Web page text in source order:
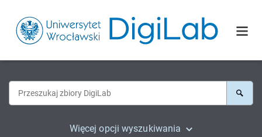
Więcej opcji wyszukiwania